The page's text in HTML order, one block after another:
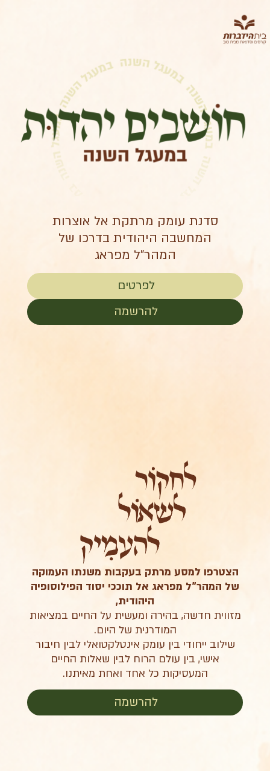
סדנת עומק מרתקת אל אוצרות
המחשבה היהודית בדרכו של
המהר"ל מפראג
לפרטים
להרשמה
הצטרפו למסע מרתק בעקבות משנתו העמוקה
של המהר"ל מפראג אל תוככי יסוד הפילוסופיה
היהודית,
מזווית חדשה, בהירה ומעשית על החיים במציאות
המודרנית של היום.
שילוב ייחודי בין עומק אינטלקטואלי לבין חיבור
אישי, בין עולם הרוח לבין שאלות החיים
המעסיקות כל אחד ואחת מאיתנו.
להרשמה